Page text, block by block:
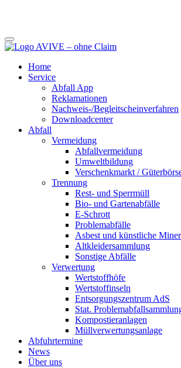
Home
Service
Abfall App
Reklamationen
Nachweis-/Begleitscheinverfahren
Downloadcenter
Abfall
Vermeidung
Abfallvermeidung
Umweltbildung
Verschenkmarkt /
Trennung
Rest- und Sperrmüll
Bio- und Gartenabfälle
E-Schrott
Problemabfälle
Asbest und künstliche
Altkleidersammlung
Sonstige Abfälle
Verwertung
Wertstoffhöfe
Wertstoffinseln
Entsorgungszentrum AdS
Stat.
Kompostieranlagen
Müllverwertungsanlage
Abfuhrtermine
News
Über uns